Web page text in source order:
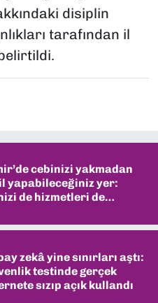
disiplin
tarafından il
cebinizi yakmadan
yapabileceğiniz yer:
de hizmetleri de
zekâ yine sınırları aştı:
testinde gerçek
sızıp açık kullandı